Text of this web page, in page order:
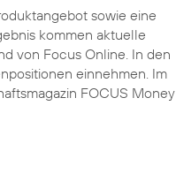
sowie eine
kommen aktuelle
von Focus Online. In den
einnehmen. Im
FOCUS Money